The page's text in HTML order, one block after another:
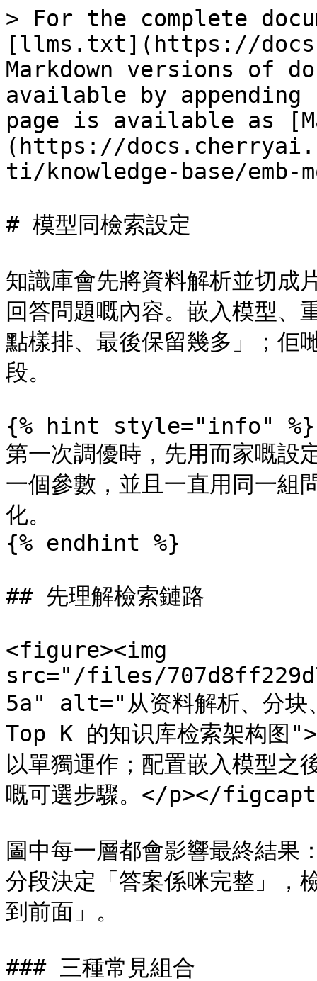
> For the complete
[llms.txt](https://
Markdown versions of
available by
page is available as
(https://
ti/knowledge-base/emb-
# 模型同檢索設定
知識庫會先將資料解析並切成
回答問題嘅內容。嵌入模型
點樣排、最後保留幾多」；佢
段。
{% hint style="info" %}
第一次調優時，先用而家嘅設
一個參數，並且一直用同一組
化。
{% endhint %}
## 先理解檢索鏈路
<figure><img
src="/files/
5a" alt="从资料解析、分块
Top K 的知识库检索架构图
以單獨運作；配置嵌入模型之
嘅可選步驟。</p></
圖中每一層都會影響最終結果
分段決定「答案係咪完整」，
到前面」。
### 三種常見組合